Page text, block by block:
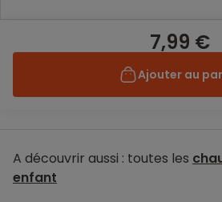
7,99 €
Ajouter au
A découvrir aussi : toutes les
enfant